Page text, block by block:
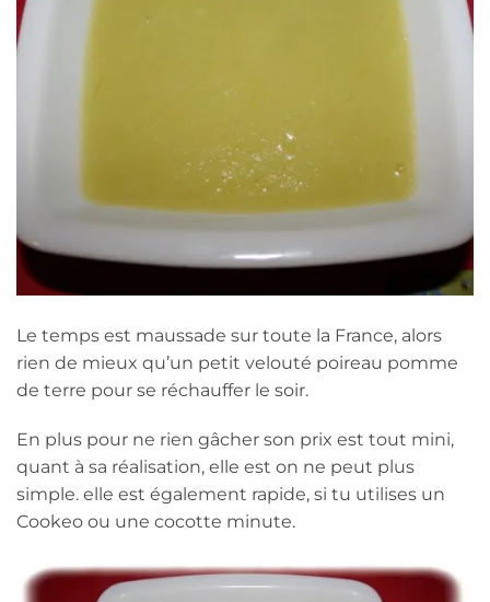
Le temps est maussade sur toute la France, alors
rien de mieux qu’un petit velouté poireau pomme
de terre pour se réchauffer le soir.
En plus pour ne rien gâcher son prix est tout mini,
quant à sa réalisation, elle est on ne peut plus
simple. elle est également rapide, si tu utilises un
Cookeo ou une cocotte minute.